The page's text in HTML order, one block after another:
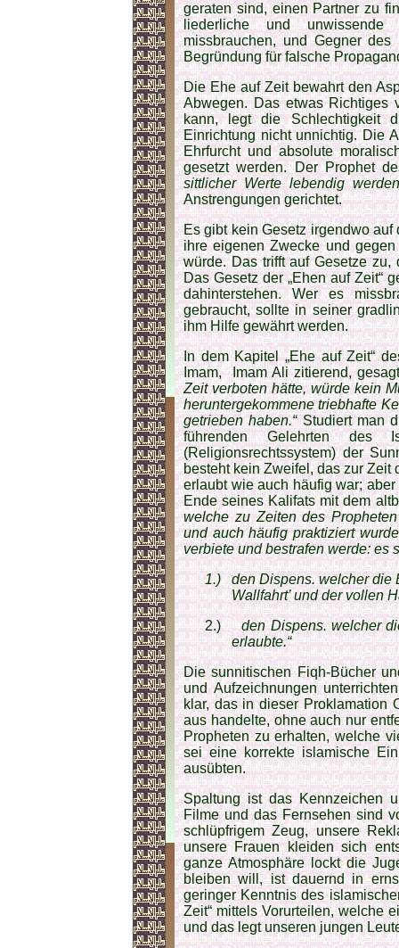
geraten sind, einen Partner zu
liederliche und
missbrauchen, und Gegner
Begründung für falsche
Die Ehe auf Zeit bewahrt den
Abwegen. Das etwas Richtiges
kann, legt die Schlechtigkeit
Einrichtung nicht unnichtig. Die
Ehrfurcht und absolute
gesetzt werden. Der Prophet
sittlicher Werte lebendig
Anstrengungen gerichtet.
Es gibt kein Gesetz irgendwo
ihre eigenen Zwecke und
würde. Das trifft auf Gesetze
Das Gesetz der „Ehen auf Zeit“
dahinterstehen. Wer es
gebraucht, sollte in seiner
ihm Hilfe gewährt werden.
In dem Kapitel „Ehe auf Zeit“
Imam, Imam Ali zitierend,
Zeit verboten hätte, würde kein
heruntergekommene triebhafte
getrieben haben.“Studiert man
führenden Gelehrten
(Religionsrechtssystem) der
besteht kein Zweifel, das zur Zeit
erlaubt wie auch häufig war;
Ende seines Kalifats mit dem
welche zu Zeiten des
und auch häufig praktiziert
verbiete und bestrafen werde: es
1.)
den Dis­pens. welcher die
Wall­fahrt’ und der vollen
2.)
den Dispens. welcher
erlaubte.“
Die sunnitischen Fiqh-Bücher
und Aufzeichnungen
klar, das in dieser Proklamation
aus handelte, ohne auch nur
Propheten zu erhalten, welche
sei eine korrekte islamische
ausübten.
Spaltung ist das Kennzeichen
Filme und das Fernsehen sind
schlüpfrigem Zeug, unsere
unsere Frauen kleiden sich
ganze Atmosphäre lockt die
bleiben will, ist dauernd in
geringer Kenntnis des
Zeit“ mittels Vorurteilen, welche
und das legt unseren jungen